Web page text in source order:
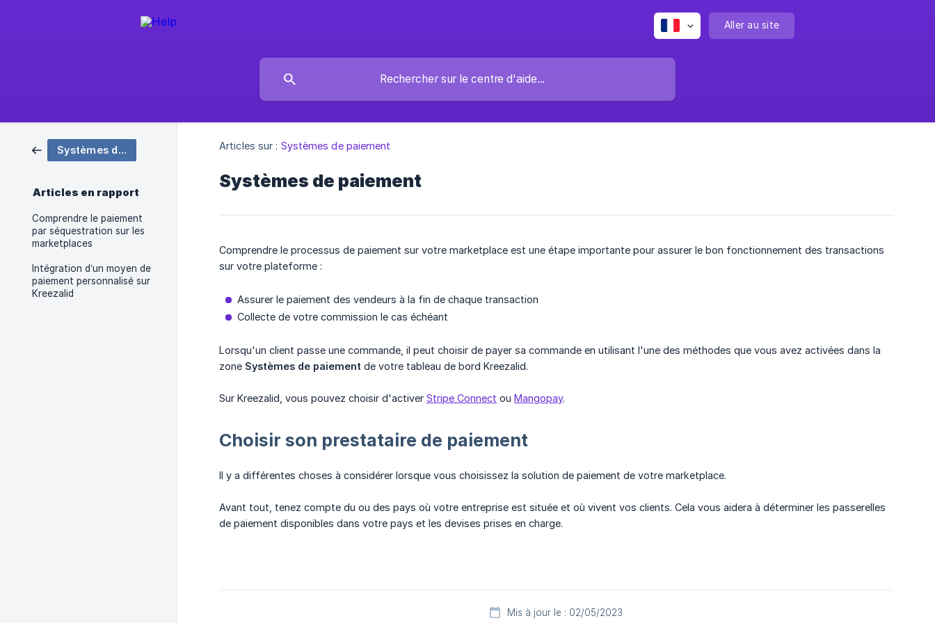
Aller au site
Systèmes de paiement
Articles en rapport
Comprendre le paiement
par séquestration sur les
marketplaces
Intégration d’un moyen de
paiement personnalisé sur
Kreezalid
Articles sur : Systèmes de paiement
Systèmes de paiement
Comprendre le processus de paiement sur votre marketplace est une étape importante pour assurer le bon fonctionnement des transactions
sur votre plateforme :
Assurer le paiement des vendeurs à la fin de chaque transaction
Collecte de votre commission le cas échéant
Lorsqu'un client passe une commande, il peut choisir de payer sa commande en utilisant l'une des méthodes que vous avez activées dans la
zone Systèmes de paiement de votre tableau de bord Kreezalid.
Sur Kreezalid, vous pouvez choisir d'activer Stripe Connect ou Mangopay.
Choisir son prestataire de paiement
Il y a différentes choses à considérer lorsque vous choisissez la solution de paiement de votre marketplace.
Avant tout, tenez compte du ou des pays où votre entreprise est située et où vivent vos clients. Cela vous aidera à déterminer les passerelles
de paiement disponibles dans votre pays et les devises prises en charge.
Mis à jour le : 02/05/2023